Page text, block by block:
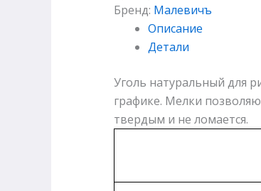
Бренд: Малевичъ
Описание
Детали
Уголь натуральный для
графике. Мелки
твердым и не ломается.